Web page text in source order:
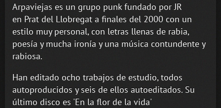
Arpaviejas es un grupo punk fundado por JR
en Prat del Llobregat a finales del 2000 con un
estilo muy personal, con letras llenas de rabia,
poesía y mucha ironía y una música contundente y
rabiosa.
Han editado ocho trabajos de estudio, todos
autoproducidos y seis de ellos autoeditados. Su
último disco es 'En la flor de la vida'